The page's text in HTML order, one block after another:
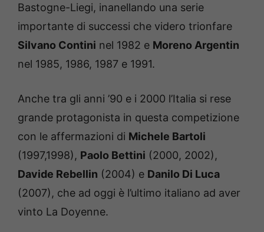
Bastogne-Liegi, inanellando una serie
importante di successi che videro trionfare
Silvano Contini nel 1982 e Moreno Argentin
nel 1985, 1986, 1987 e 1991.
Anche tra gli anni ’90 e i 2000 l’Italia si rese
grande protagonista in questa competizione
con le affermazioni di Michele Bartoli
(1997,1998), Paolo Bettini (2000, 2002),
Davide Rebellin (2004) e Danilo Di Luca
(2007), che ad oggi è l’ultimo italiano ad aver
vinto La Doyenne.